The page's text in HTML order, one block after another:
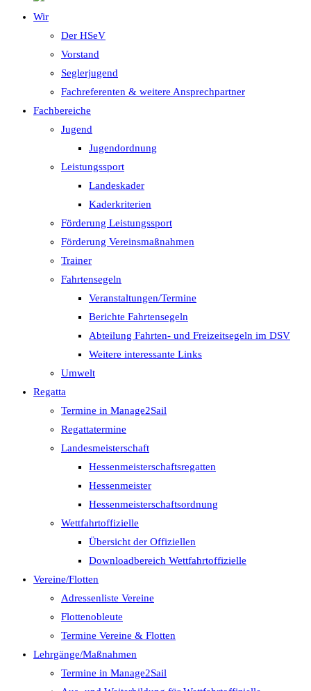
Wir
Der HSeV
Vorstand
Seglerjugend
Fachreferenten & weitere Ansprechpartner
Fachbereiche
Jugend
Jugendordnung
Leistungssport
Landeskader
Kaderkriterien
Förderung Leistungssport
Förderung Vereinsmaßnahmen
Trainer
Fahrtensegeln
Veranstaltungen/Termine
Berichte Fahrtensegeln
Abteilung Fahrten- und Freizeitsegeln im DSV
Weitere interessante Links
Umwelt
Regatta
Termine in Manage2Sail
Regattatermine
Landesmeisterschaft
Hessenmeisterschaftsregatten
Hessenmeister
Hessenmeisterschaftsordnung
Wettfahrtoffizielle
Übersicht der Offiziellen
Downloadbereich Wettfahrtoffizielle
Vereine/Flotten
Adressenliste Vereine
Flottenobleute
Termine Vereine & Flotten
Lehrgänge/Maßnahmen
Termine in Manage2Sail